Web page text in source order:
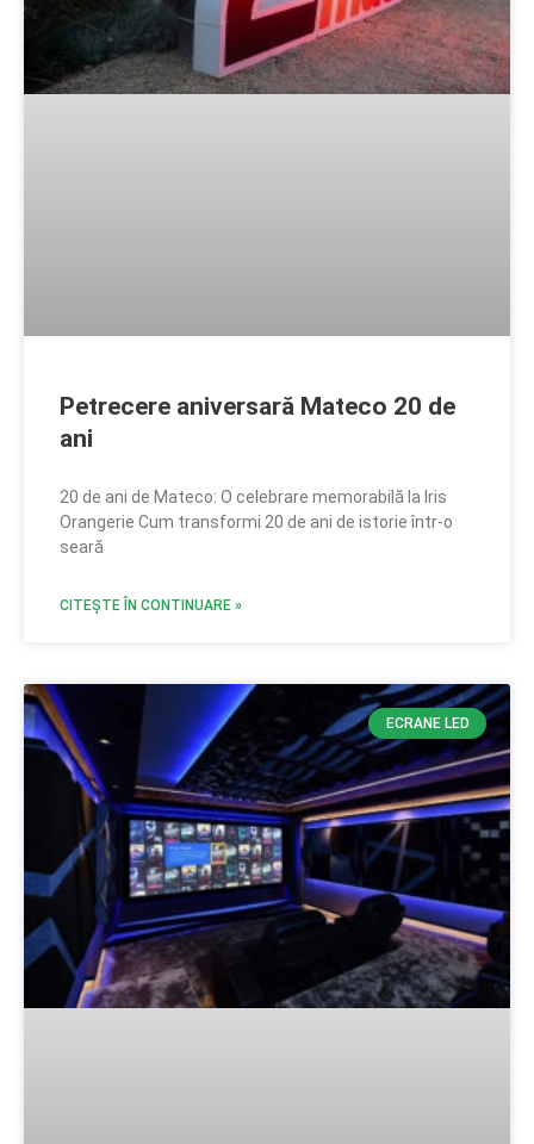
Petrecere aniversară Mateco 20 de
ani
20 de ani de Mateco: O celebrare memorabilă la Iris
Orangerie Cum transformi 20 de ani de istorie într-o
seară
CITEȘTE ÎN CONTINUARE »
ECRANE LED